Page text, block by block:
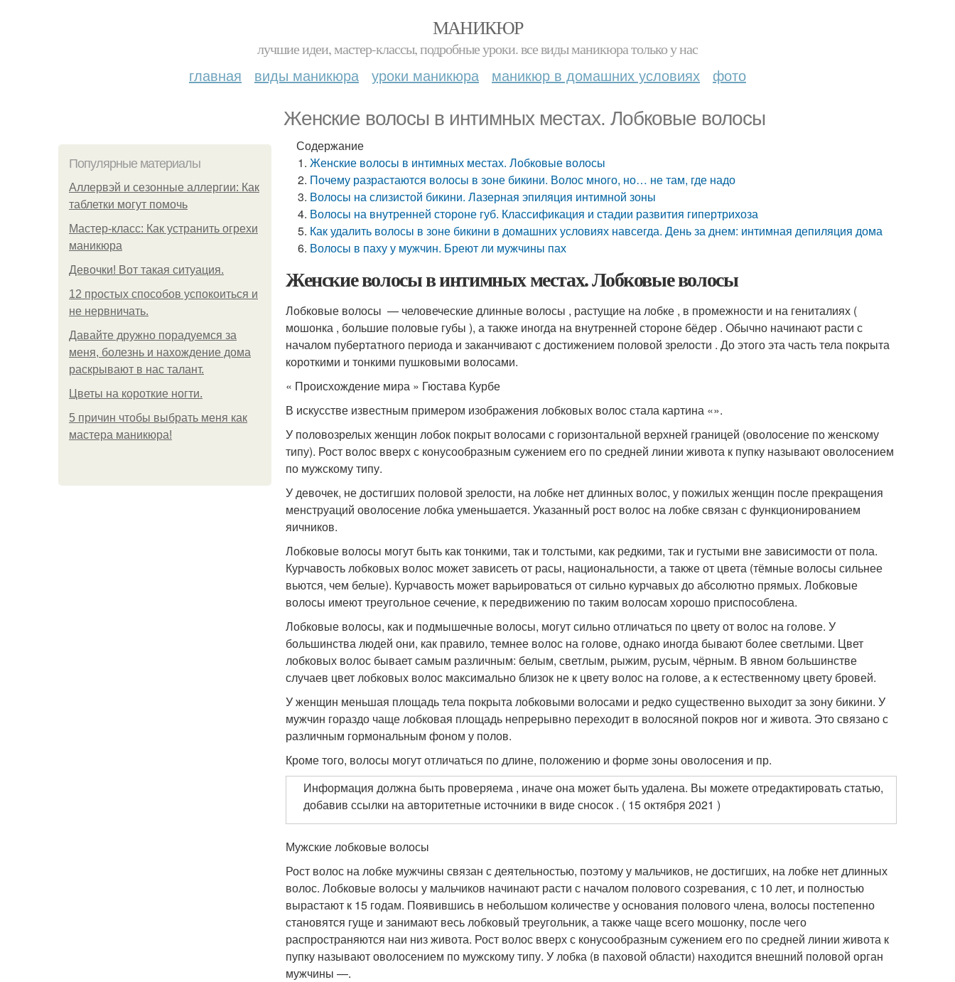
МАНИКЮР
лучшие идеи, мастер-классы, подробные уроки. все виды маникюра только у нас
главная виды маникюра уроки маникюра маникюр в домашних условиях фото
Женские волосы в интимных местах. Лобковые волосы
Популярные материалы
Аллервэй и сезонные аллергии: Как
таблетки могут помочь
Мастер-класс: Как устранить огрехи
маникюра
Девочки! Вот такая ситуация.
12 простых способов успокоиться и
не нервничать.
Давайте дружно порадуемся за
меня, болезнь и нахождение дома
раскрывают в нас талант.
Цветы на короткие ногти.
5 причин чтобы выбрать меня как
мастера маникюра!
Содержание
Женские волосы в интимных местах. Лобковые волосы
Почему разрастаются волосы в зоне бикини. Волос много, но… не там, где надо
Волосы на слизистой бикини. Лазерная эпиляция интимной зоны
Волосы на внутренней стороне губ. Классификация и стадии развития гипертрихоза
Как удалить волосы в зоне бикини в домашних условиях навсегда. День за днем: интимная депиляция дома
Волосы в паху у мужчин. Бреют ли мужчины пах
Женские волосы в интимных местах. Лобковые волосы
Лобковые волосы — человеческие длинные волосы , растущие на лобке , в промежности и на гениталиях (
мошонка , большие половые губы ), а также иногда на внутренней стороне бёдер . Обычно начинают расти с
началом пубертатного периода и заканчивают с достижением половой зрелости . До этого эта часть тела покрыта
короткими и тонкими пушковыми волосами.
« Происхождение мира » Гюстава Курбе
В искусстве известным примером изображения лобковых волос стала картина «».
У половозрелых женщин лобок покрыт волосами с горизонтальной верхней границей (оволосение по женскому
типу). Рост волос вверх с конусообразным сужением его по средней линии живота к пупку называют оволосением
по мужскому типу.
У девочек, не достигших половой зрелости, на лобке нет длинных волос, у пожилых женщин после прекращения
менструаций оволосение лобка уменьшается. Указанный рост волос на лобке связан с функционированием
яичников.
Лобковые волосы могут быть как тонкими, так и толстыми, как редкими, так и густыми вне зависимости от пола.
Курчавость лобковых волос может зависеть от расы, национальности, а также от цвета (тёмные волосы сильнее
вьются, чем белые). Курчавость может варьироваться от сильно курчавых до абсолютно прямых. Лобковые
волосы имеют треугольное сечение, к передвижению по таким волосам хорошо приспособлена.
Лобковые волосы, как и подмышечные волосы, могут сильно отличаться по цвету от волос на голове. У
большинства людей они, как правило, темнее волос на голове, однако иногда бывают более светлыми. Цвет
лобковых волос бывает самым различным: белым, светлым, рыжим, русым, чёрным. В явном большинстве
случаев цвет лобковых волос максимально близок не к цвету волос на голове, а к естественному цвету бровей.
У женщин меньшая площадь тела покрыта лобковыми волосами и редко существенно выходит за зону бикини. У
мужчин гораздо чаще лобковая площадь непрерывно переходит в волосяной покров ног и живота. Это связано с
различным гормональным фоном у полов.
Кроме того, волосы могут отличаться по длине, положению и форме зоны оволосения и пр.
Информация должна быть проверяема , иначе она может быть удалена. Вы можете отредактировать статью,
добавив ссылки на авторитетные источники в виде сносок . ( 15 октября 2021 )
Мужские лобковые волосы
Рост волос на лобке мужчины связан с деятельностью, поэтому у мальчиков, не достигших, на лобке нет длинных
волос. Лобковые волосы у мальчиков начинают расти с началом полового созревания, с 10 лет, и полностью
вырастают к 15 годам. Появившись в небольшом количестве у основания полового члена, волосы постепенно
становятся гуще и занимают весь лобковый треугольник, а также чаще всего мошонку, после чего
распространяются наи низ живота. Рост волос вверх с конусообразным сужением его по средней линии живота к
пупку называют оволосением по мужскому типу. У лобка (в паховой области) находится внешний половой орган
мужчины —.